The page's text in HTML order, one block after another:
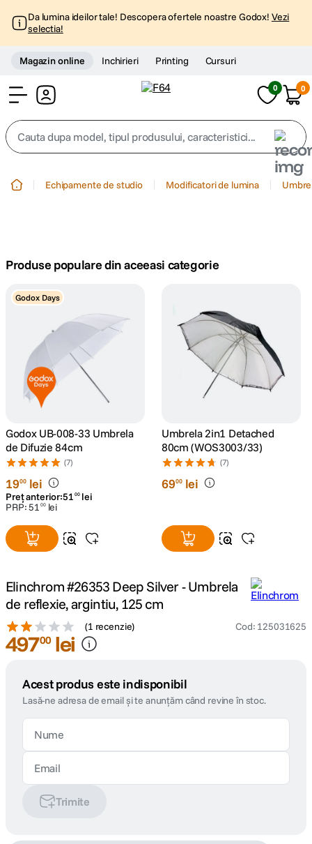
Da lumina ideilor tale! Descopera ofertele noastre Godox! Vezi
selectia!
Magazin online Inchirieri Printing Cursuri
0 0
Cauta dupa model, tipul produsului, caracteristici...
trepied telefon
peak design
.
6. lavaliera
8 . ulanzi
insta 360
10 godox
Echipamente de studio Modificatori de lumina
Produse populare din aceeasi categorie
Godox Days
Godox UB-008-33 Umbrela
de Difuzie 84cm
(7)
1900 lei
Preț anterior:51 00 lei
PRP:51 00 lei
Umbrela 2in1 Detached
80cm (WOS3003/33)
(7)
6900 lei
Elinchrom #26353 Deep Silver - Umbrela
de reflexie, argintiu, 125 cm
(1 recenzie) Cod: 125031625
49700 lei
Acest produs este indisponibil
Lasă-ne adresa de email și te anunțăm când revine în stoc.
Trimite